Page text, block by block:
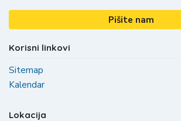
Pišite nam
Korisni linkovi
Sitemap
Kalendar
Lokacija